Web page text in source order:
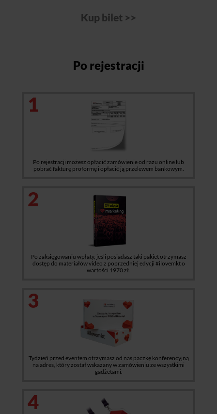
Po rejestracji
1
Po rejestracji możesz opłacić zamówienie od razu online lub
pobrać fakturę proformę i opłacić ją przelewem bankowym.
2
Po zaksięgowaniu wpłaty, jeśli posiadasz taki pakiet otrzymasz
dostęp do materiałów video z poprzedniej edycji #ilovemkt o
wartości 1970 zł.
3
Tydzień przed eventem otrzymasz od nas paczkę konferencyjną
na adres, który został wskazany w zamówieniu ze wszystkimi
gadżetami.
4